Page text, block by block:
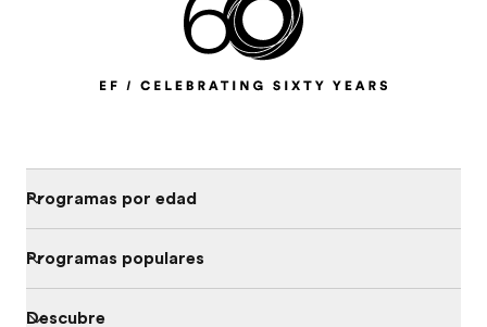
Programas por edad
Programas populares
Descubre